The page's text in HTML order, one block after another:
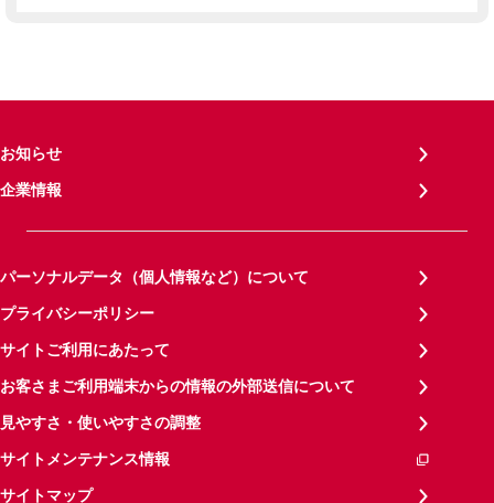
お知らせ
企業情報
パーソナルデータ（個人情報など）について
プライバシーポリシー
サイトご利用にあたって
お客さまご利用端末からの情報の外部送信について
見やすさ・使いやすさの調整
サイトメンテナンス情報
サイトマップ